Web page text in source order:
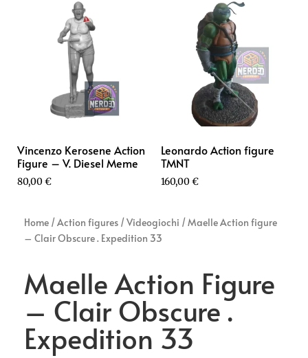
Vincenzo Kerosene Action
Figure – V. Diesel Meme
80,00€
Leonardo Action figure
TMNT
160,00€
Home /Action figures /Videogiochi / Maelle Action figure
– Clair Obscure . Expedition 33
Maelle Action Figure
– Clair Obscure .
Expedition 33